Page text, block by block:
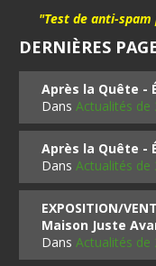
"Test de anti-
DERNIÈRES
Après la Quête -
DansActualités de
Après la Quête -
DansActualités de
EXPOSITION/
Maison Juste
DansActualités de